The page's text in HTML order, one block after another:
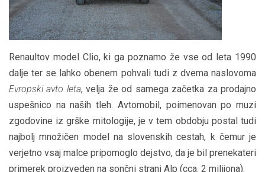
Renaultov model Clio, ki ga poznamo že vse od leta 1990
dalje ter se lahko obenem pohvali tudi z dvema naslovoma
Evropski avto leta, velja že od samega začetka za prodajno
uspešnico na naših tleh. Avtomobil, poimenovan po muzi
zgodovine iz grške mitologije, je v tem obdobju postal tudi
najbolj množičen model na slovenskih cestah, k čemur je
verjetno vsaj malce pripomoglo dejstvo, da je bil prenekateri
primerek proizveden na sončni strani Alp (cca. 2 milijona).